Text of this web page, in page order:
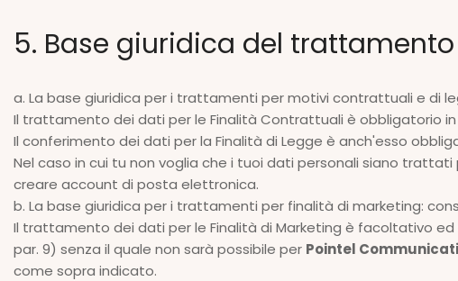
5. Base giuridica del trattamento
a. La base giuridica per i trattamenti per motivi contrattuali e di
Il trattamento dei dati per le Finalità Contrattuali è obbligatorio
Il conferimento dei dati per la Finalità di Legge è anch'esso
Nel caso in cui tu non voglia che i tuoi dati personali siano
creare account di posta elettronica.
b. La base giuridica per i trattamenti per finalità di marketing:
Il trattamento dei dati per le Finalità di Marketing è facoltativo
par. 9) senza il quale non sarà possibile per Pointel
come sopra indicato.